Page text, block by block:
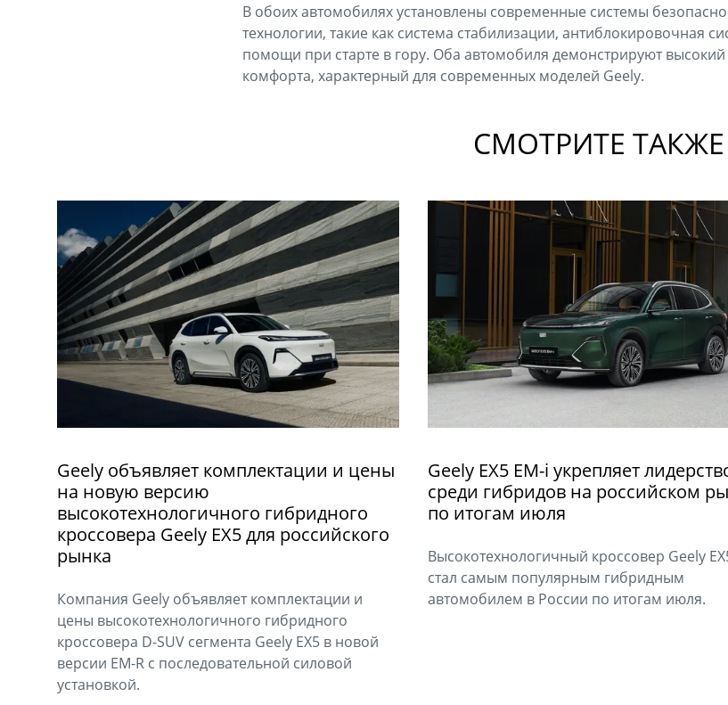
В обоих автомобилях установлены современные системы
технологии, такие как система стабилизации, антиблокировочная
помощи при старте в гору. Оба автомобиля демонстрируют высокий
комфорта, характерный для современных моделей Geely.
СМОТРИТЕ ТАКЖЕ
Geely объявляет комплектации и цены
на новую версию
высокотехнологичного гибридного
кроссовера Geely EX5 для российского
рынка
Компания Geely объявляет комплектации и
цены высокотехнологичного гибридного
кроссовера D-SUV сегмента Geely EX5 в новой
версии EM-R с последовательной силовой
установкой.
Geely EX5 EM-i укрепляет
среди гибридов на российском
по итогам июля
Высокотехнологичный кроссовер Geely
стал самым популярным гибридным
автомобилем в России по итогам июля.